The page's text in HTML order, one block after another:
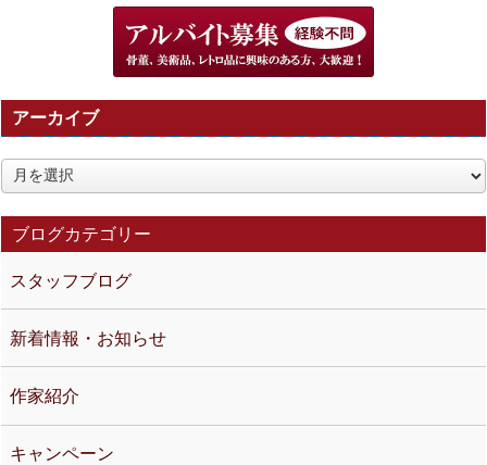
アーカイブ
カブログカテゴリー
スタッフブログ
新着情報・お知らせ
作家紹介
キャンペーン